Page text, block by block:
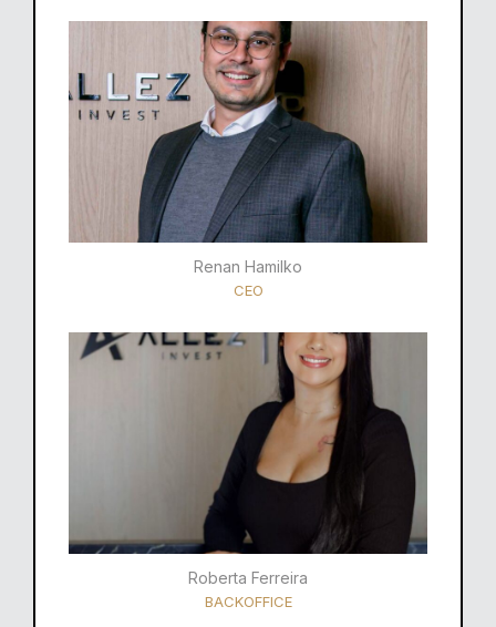
Renan Hamilko​
CEO
Roberta Ferreira
BACKOFFICE